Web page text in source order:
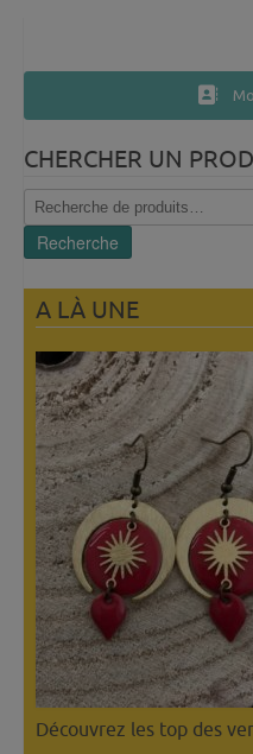
CHERCHER UN
Recherche
pour :
Recherche
A LÀ UNE
Découvrez les top des